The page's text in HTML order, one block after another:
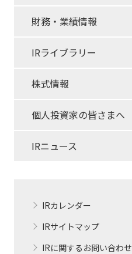
財務・業績情報
IRライブラリー
株式情報
個人投資家の皆さまへ
IRニュース
IRカレンダー
IRサイトマップ
IRに関するお問い合わせ